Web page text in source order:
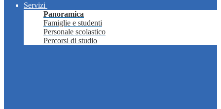
Servizi
Panoramica
Famiglie e studenti
Personale scolastico
Percorsi di studio